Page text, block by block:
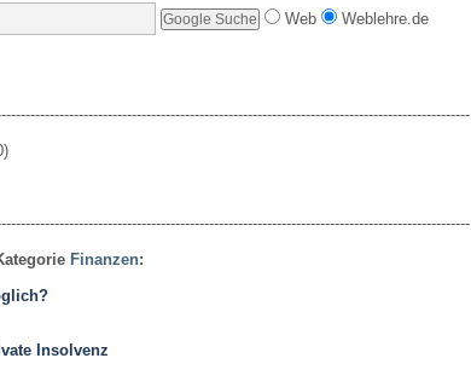
Web Weblehre.de
Finanzen:
Insolvenz